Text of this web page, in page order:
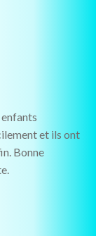
et ils ont
Bonne